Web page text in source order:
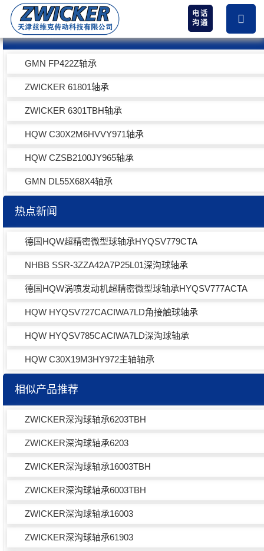
电话
沟通
热卖产品
GMN FP422Z轴承
ZWICKER 61801轴承
ZWICKER 6301TBH轴承
HQW C30X2M6HVVY971轴承
HQW CZSB2100JY965轴承
GMN DL55X68X4轴承
热点新闻
德国HQW超精密微型球轴承HYQSV779CTA
NHBB SSR-3ZZA42A7P25L01深沟球轴承
德国HQW涡喷发动机超精密微型球轴承HYQSV777ACTA
HQW HYQSV727CACIWA7LD角接触球轴承
HQW HYQSV785CACIWA7LD深沟球轴承
HQW C30X19M3HY972主轴轴承
相似产品推荐
ZWICKER深沟球轴承6203TBH
ZWICKER深沟球轴承6203
ZWICKER深沟球轴承16003TBH
ZWICKER深沟球轴承6003TBH
ZWICKER深沟球轴承16003
ZWICKER深沟球轴承61903